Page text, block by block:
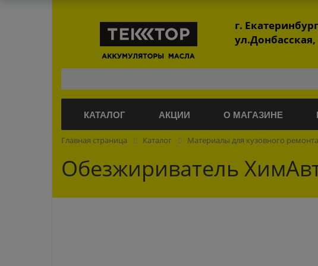
г.
ул.Донбасская,
КАТАЛОГ АКЦИИ О МАГАЗИНЕ
Главная страница Каталог Материалы для кузовного ремонта
Обезжириватель